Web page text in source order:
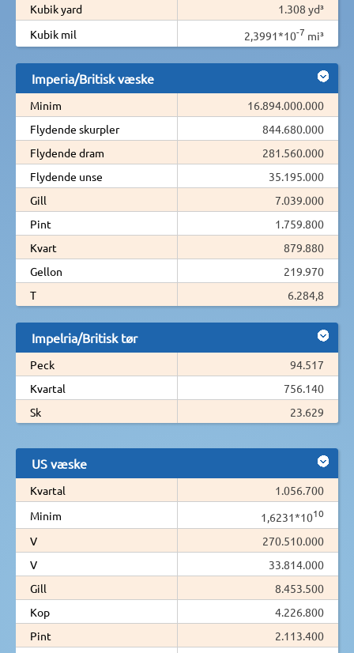
Kubik yard
1.308 yd³
Kubik mil
2,3991*10-7 mi³
Imperia/Britisk væske
Minim
16.894.000.000
Flydende skurpler
844.680.000
Flydende dram
281.560.000
Flydende unse
35.195.000
Gill
7.039.000
Pint
1.759.800
Kvart
879.880
Gellon
219.970
T
6.284,8
Impelria/Britisk tør
Peck
94.517
Kvartal
756.140
Sk
23.629
US væske
Kvartal
1.056.700
Minim
1,6231*1010
V
270.510.000
V
33.814.000
Gill
8.453.500
Kop
4.226.800
Pint
2.113.400